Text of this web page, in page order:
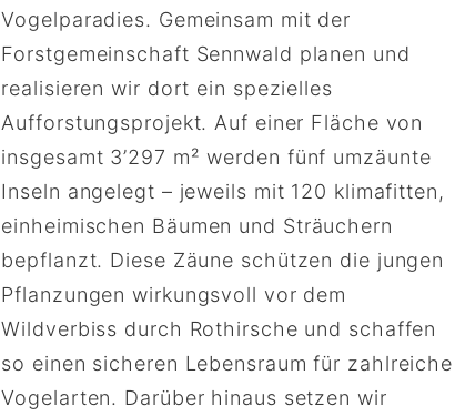
Vogelparadies. Gemeinsam mit der
Forstgemeinschaft Sennwald planen und
realisieren wir dort ein spezielles
Aufforstungsprojekt. Auf einer Fläche von
insgesamt 3’297 m² werden fünf umzäunte
Inseln angelegt – jeweils mit 120 klimafitten,
einheimischen Bäumen und Sträuchern
bepflanzt. Diese Zäune schützen die jungen
Pflanzungen wirkungsvoll vor dem
Wildverbiss durch Rothirsche und schaffen
so einen sicheren Lebensraum für zahlreiche
Vogelarten. Darüber hinaus setzen wir